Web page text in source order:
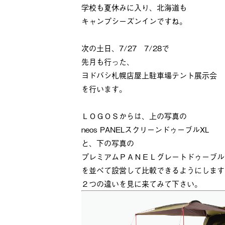
学校も夏休みに入り、北海道も
キャンプシーズンインですね。
次の土日、7/27 7/28で
先月も行った、
ヨドバシ札幌店屋上駐車場テント展示会
を行います。
ＬＯＧＯＳからは、上の写真の
neos PANELスクリーンドゥーブルXL
と、下の写真の
プレミアムＰＡＮＥＬグレートドゥーブル
を並べて設営して比較できるようにしま
２つの違いを見に来てみて下さい。